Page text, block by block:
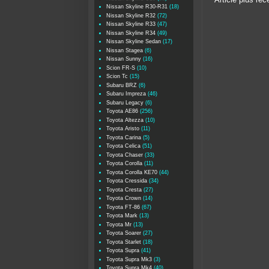
Nissan Skyline R30-R31 (18)
Nissan Skyline R32 (72)
Nissan Skyline R33 (47)
Nissan Skyline R34 (49)
Nissan Skyline Sedan (17)
Nissan Stagea (6)
Nissan Sunny (16)
Scion FR-S (10)
Scion Tc (15)
Subaru BRZ (6)
Subaru Impreza (46)
Subaru Legacy (6)
Toyota AE86 (256)
Toyota Altezza (10)
Toyota Aristo (11)
Toyota Carina (5)
Toyota Celica (51)
Toyota Chaser (33)
Toyota Corolla (11)
Toyota Corolla KE70 (44)
Toyota Cressida (34)
Toyota Cresta (27)
Toyota Crown (14)
Toyota FT-86 (67)
Toyota Mark (13)
Toyota Mr (13)
Toyota Soarer (27)
Toyota Starlet (18)
Toyota Supra (41)
Toyota Supra Mk3 (3)